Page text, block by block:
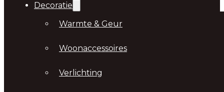
Decoratie
Warmte & Geur
Woonaccessoires
Verlichting